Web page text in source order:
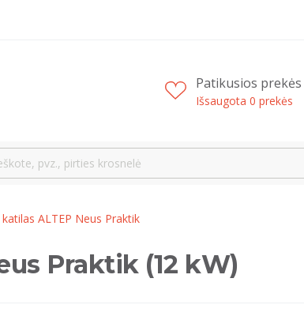
Patikusios prekės
Išsaugota 0 prekės
ALTEP Neus Praktik
Praktik (12 kW)